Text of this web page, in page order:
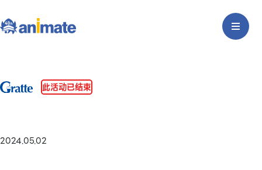
此活动已结束
2024.05.02